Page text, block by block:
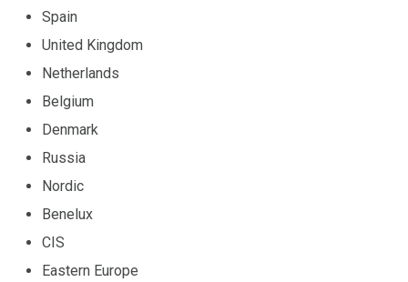
Spain
United Kingdom
Netherlands
Belgium
Denmark
Russia
Nordic
Benelux
CIS
Eastern Europe